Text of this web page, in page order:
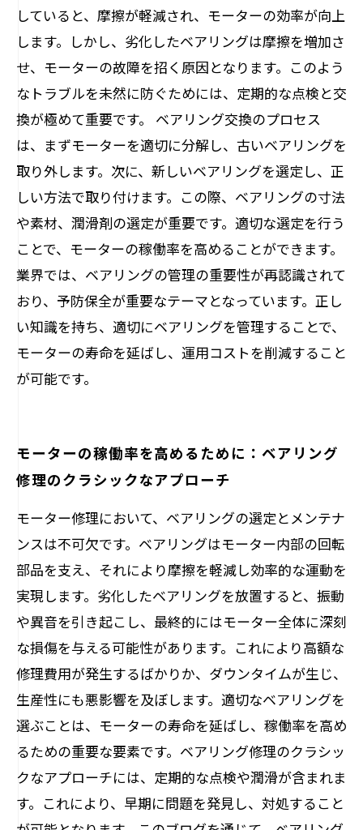
していると、摩擦が軽減され、モーターの効率が向上
します。しかし、劣化したベアリングは摩擦を増加さ
せ、モーターの故障を招く原因となります。このよう
なトラブルを未然に防ぐためには、定期的な点検と交
換が極めて重要です。 ベアリング交換のプロセス
は、まずモーターを適切に分解し、古いベアリングを
取り外します。次に、新しいベアリングを選定し、正
しい方法で取り付けます。この際、ベアリングの寸法
や素材、潤滑剤の選定が重要です。適切な選定を行う
ことで、モーターの稼働率を高めることができます。
業界では、ベアリングの管理の重要性が再認識されて
おり、予防保全が重要なテーマとなっています。正し
い知識を持ち、適切にベアリングを管理することで、
モーターの寿命を延ばし、運用コストを削減すること
が可能です。
モーターの稼働率を高めるために：ベアリング
修理のクラシックなアプローチ
モーター修理において、ベアリングの選定とメンテナ
ンスは不可欠です。ベアリングはモーター内部の回転
部品を支え、それにより摩擦を軽減し効率的な運動を
実現します。劣化したベアリングを放置すると、振動
や異音を引き起こし、最終的にはモーター全体に深刻
な損傷を与える可能性があります。これにより高額な
修理費用が発生するばかりか、ダウンタイムが生じ、
生産性にも悪影響を及ぼします。適切なベアリングを
選ぶことは、モーターの寿命を延ばし、稼働率を高め
るための重要な要素です。ベアリング修理のクラシッ
クなアプローチには、定期的な点検や潤滑が含まれま
す。これにより、早期に問題を発見し、対処すること